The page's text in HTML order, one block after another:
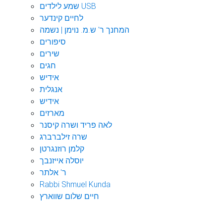
שמע לילדים USB
לחיים קינדער
המחנך ר' ש.מ. נוימן | נשמה
סיפורים
שירים
חגים
אידיש
אנגלית
אידיש
מארזים
לאה פריד ושרה קיסנר
שרה זילברברג
קלמן רוזנגרטן
יוסלה אייזנבך
ר' אלתר
Rabbi Shmuel Kunda
חיים שלום שווארץ